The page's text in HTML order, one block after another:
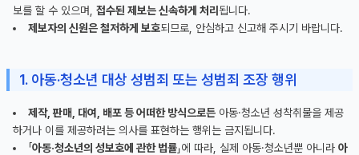
보를 할 수 있으며, 접수된 제보는 신속하게 처리 됩니다.
제보자의 신원은 철저하게 보호되므로, 안심하고 신고해 주시기 바랍니다.
1. 아동·청소년 대상 성범죄 또는 성범죄 조장 행위
제작, 판매, 대여, 배포 등 어떠한 방식으로든 아동·청소년 성착취물을 제공
하거나 이를 제공하려는 의사를 표현하는 행위는 금지됩니다.
「아동·청소년의 성보호에 관한 법률」에 따라, 실제 아동·청소년뿐 아니라 아